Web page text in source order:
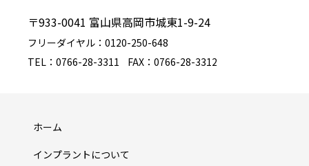
〒933-0041 富山県高岡市城東1-9-24
フリーダイヤル：0120-250-648
TEL：0766-28-3311
FAX：0766-28-3312
ホーム
インプラントについて